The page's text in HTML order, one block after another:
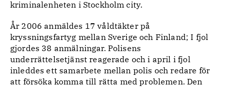
kriminalenheten i Stockholm city.
År 2006 anmäldes 17 våldtäkter på
kryssningsfartyg mellan Sverige och Finland; I fjol
gjordes 38 anmälningar. Polisens
underrättelsetjänst reagerade och i april i fjol
inleddes ett samarbete mellan polis och redare för
att försöka komma till rätta med problemen. Den